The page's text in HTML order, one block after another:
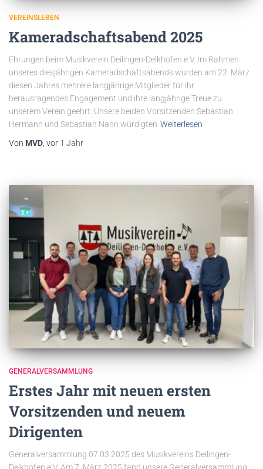
VEREINSLEBEN
Kameradschaftsabend 2025
Ehrungen beim Musikverein Deilingen-Delkhofen e.V. Im Rahmen
unseres diesjährigen Kameradschaftsabends wurden am 22. März
diesen Jahres mehrere langjährige Mitglieder für ihr
herausragendes Engagement und ihre langjährige Treue zu
unserem Verein geehrt. Unsere beiden Vorsitzenden Sebastian
Hermann und Sebastian Nann würdigten Weiterlesen
Von MVD , vor 1 Jahr
GENERALVERSAMMLUNG
Erstes Jahr mit neuen ersten
Vorsitzenden und neuem
Dirigenten
Generalversammlung 07.03.2025 des Musikvereins Deilingen-